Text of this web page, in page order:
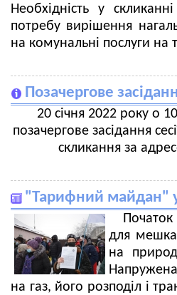
Необхідність у
потребу вирішення
на комунальні послуги на
Позачергове
20 січня 2022 року о
позачергове засідання
скликання за
"Тарифний майдан"
для
на
на газ, його розподіл і